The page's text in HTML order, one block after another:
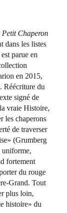
Petit Chaperon
dans les listes
parue en
en 2015,
Réécriture du
signé de
vraie Histoire,
les chaperons
de traverser
(Grumberg
uniforme,
fortement
du rouge
Grand. Tout
plus loin,
histoire» du